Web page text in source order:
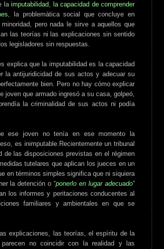
la imputabilidad, la capacidad de comprender
, la problemática social que concluye en
pero nada le sirve a aquellos que
las teorías ni las explicaciones sin sentido
legisladores sin respuestas.
explica que la imputabilidad es la capacidad
la antijuridicidad de sus actos y adecuar su
bien. Pero no hay cómo explicar
joven que armado ingresó a su casa, golpeó,
la criminalidad de sus actos ni podía
ese joven no tenía en ese momento la
es inimputable.Recientemente un tribunal
de las disposiciones previstas en el régimen
tutelares que aplican los jueces en un
en términos simples significa que ni siquiera
la detención o “ponerlo en lugar adecuado”
los informes y peritaciones conducentes al
familiares y ambientales en que se
explicaciones, las teorías, el espíritu de la
no coincidir con la realidad y las